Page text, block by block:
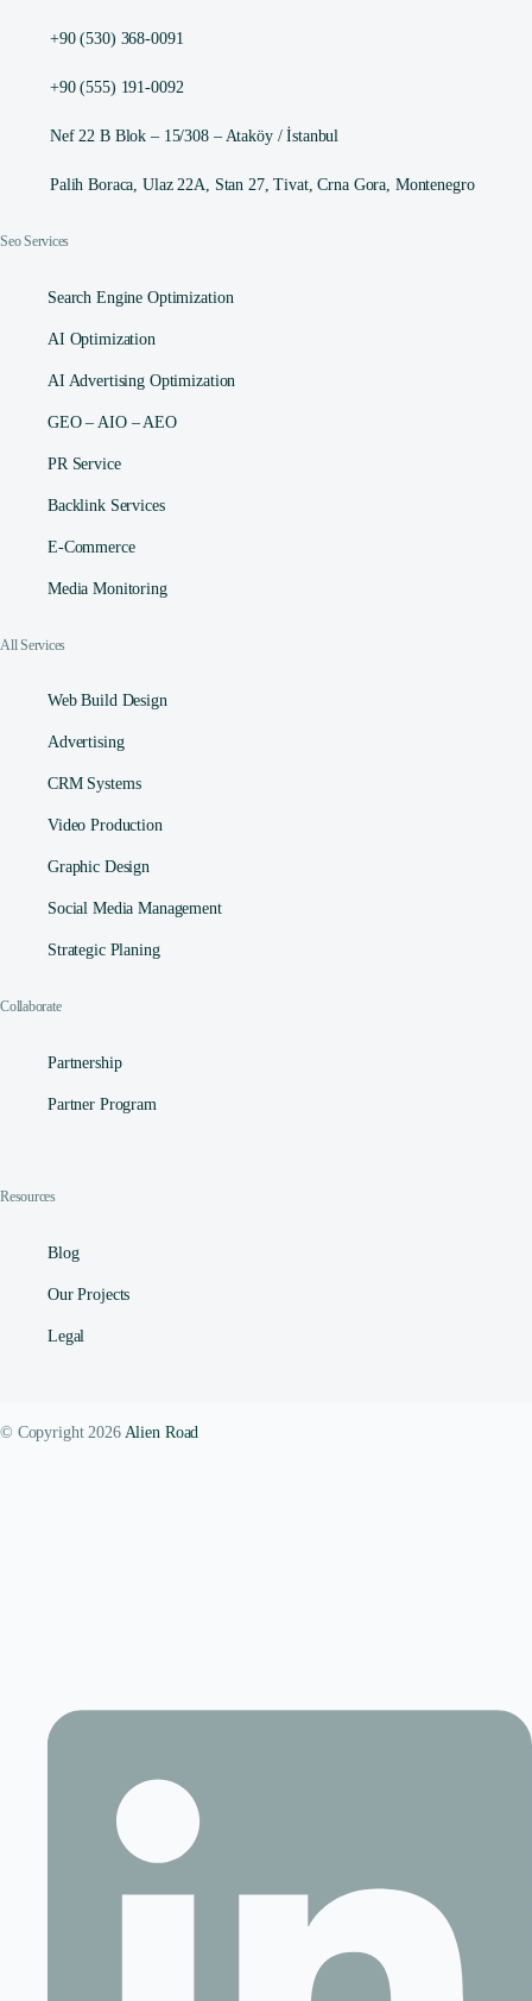
+90 (530) 368-0091
+90 (555) 191-0092
Nef 22 B Blok – 15/308 – Ataköy / İstanbul
Palih Boraca, Ulaz 22A, Stan 27, Tivat, Crna Gora, Montenegro
Seo Services
Search Engine Optimization
AI Optimization
AI Advertising Optimization
GEO – AIO – AEO
PR Service
Backlink Services
E-Commerce
Media Monitoring
All Services
Web Build Design
Advertising
CRM Systems
Video Production
Graphic Design
Social Media Management​
Strategic Planing
Collaborate
Partnership
Partner Program
Resources
Blog
Our Projects
Legal
© Copyright 2026 Alien Road